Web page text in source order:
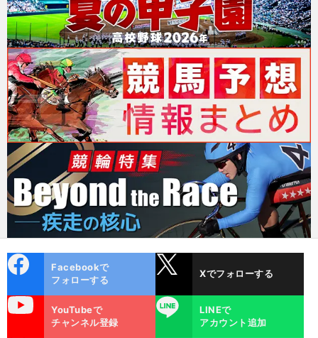
ok
Facebookで
フォローする
Xでフォローする
YouTubeで
チャンネル登録
LINE
LINEで
アカウント追加